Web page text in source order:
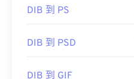
DIB 到 PS
DIB 到 PSD
DIB 到 GIF